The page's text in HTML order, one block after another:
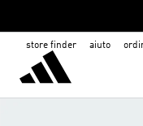
store finder aiuto